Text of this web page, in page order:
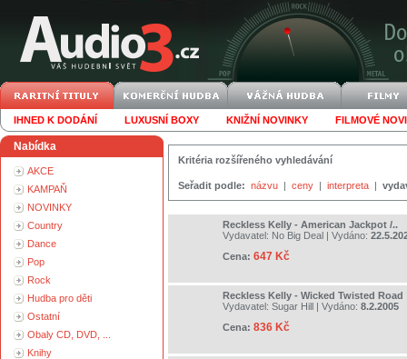
IHNED K DODÁNÍ LUXUSNÍ BOXY KNIŽNÍ NOVINKY FILMOVÉ
Nabídka
AKCE
KAMPAŇ
NOVINKY
Country
Dance
Pop
Rock
Hudba pro děti
Ostatní
Obaly CD, DVD, ...
Knihy
Kritéria rozšířeného vyhledávání
Seřadit podle: názvu | ceny | interpreta |
Reckless Kelly - American Jackpot /..
Vydavatel: No Big Deal | Vydáno:
Cena: 647 Kč
Reckless Kelly - Wicked Twisted Road
Vydavatel: Sugar Hill | Vydáno: 8.2.2005
Cena: 836 Kč